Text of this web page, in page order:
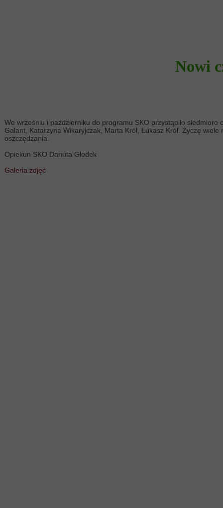
We wrześniu i październiku do programu SKO przystąpiło
Galant, Katarzyna Wikaryjczak, Marta Król, Łukasz Król. Życzę
oszczędzania.
Opiekun SKO Danuta Głodek
Galeria zdjęć
Nowi